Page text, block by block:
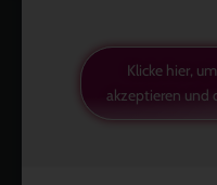
Klicke hier,
akzeptieren und